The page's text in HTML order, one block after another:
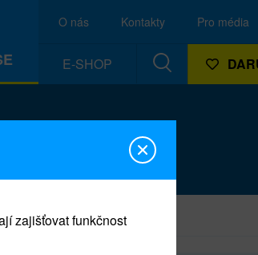
O nás Kontakty Pro média
E-SHOP
zajišťovat funkčnost